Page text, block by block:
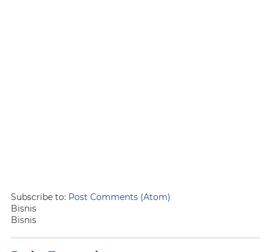
Subscribe to: Post Comments (Atom)
Bisnis
Bisnis